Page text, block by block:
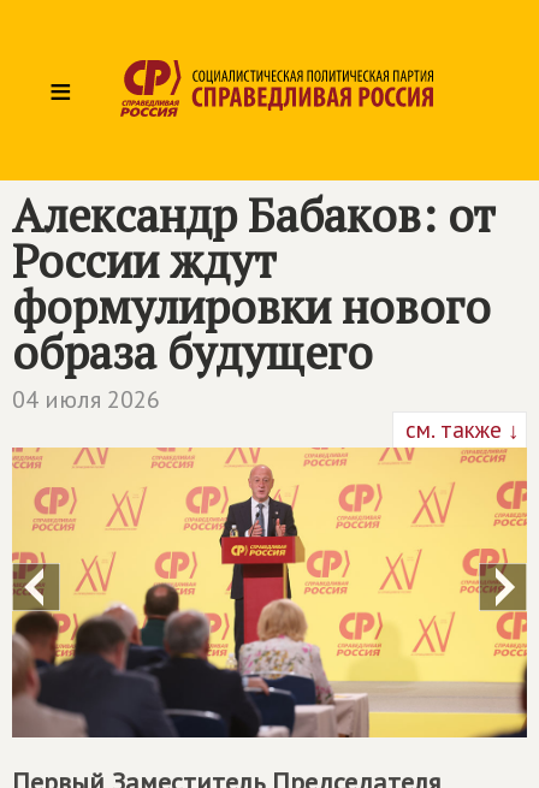
≡
Александр Бабаков: от
России ждут
формулировки нового
образа будущего
04 июля 2026
см. также ↓